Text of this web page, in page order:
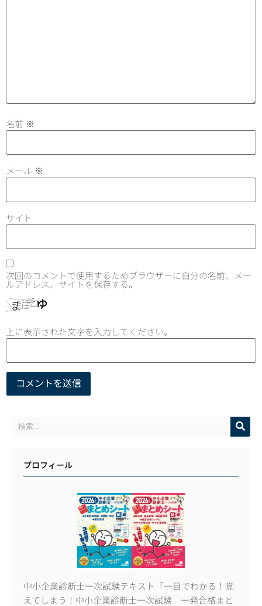
名前 ※
メール ※
サイト
次回のコメントで使用するためブラウザーに自分の名前、メー
ルアドレス、サイトを保存する。
上に表示された文字を入力してください。
プロフィール
中小企業診断士一次試験テキスト「一目でわかる！覚
えてしまう！中小企業診断士一次試験 一発合格まと